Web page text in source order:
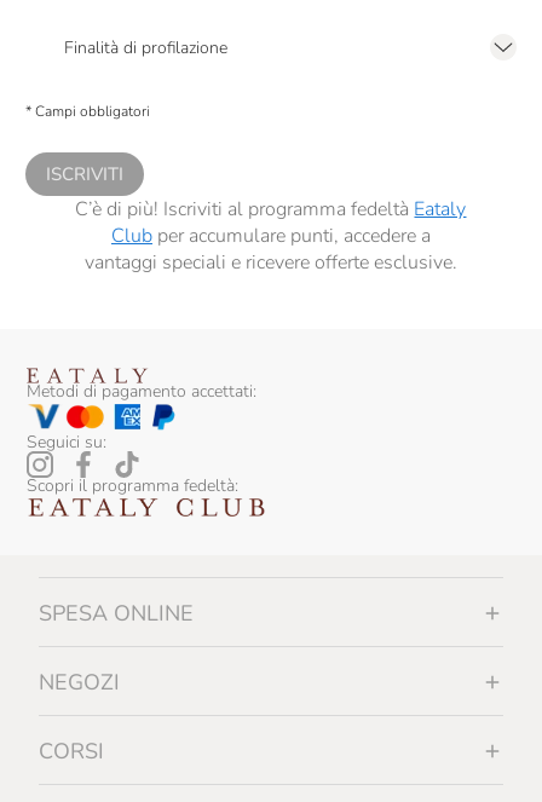
Finalità di profilazione
comunicazioni commerciali personalizzate, in caso di consenso prestato ai
* Campi obbligatori
ISCRIVITI
C’è di più! Iscriviti al programma fedeltà Eataly
Clubper accumulare punti, accedere a
vantaggi speciali e ricevere offerte esclusive.
Metodi di pagamento accettati:
Seguici su:
Scopri il programma fedeltà:
SPESA ONLINE
NEGOZI
CORSI